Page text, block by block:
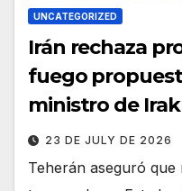
UNCATEGORIZED
Irán rechaza
fuego
ministro de Irak
23 DE JULY DE 2026
Teherán aseguró